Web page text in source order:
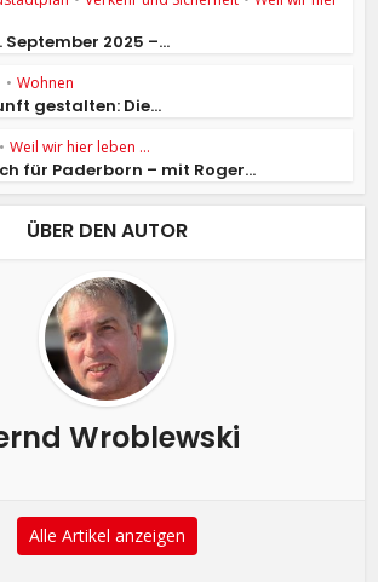
2025 –...
• Wohnen
gestalten: Die...
• Weil wir hier leben ...
für Paderborn – mit Roger...
ÜBER DEN AUTOR
Wroblewski
Alle Artikel anzeigen